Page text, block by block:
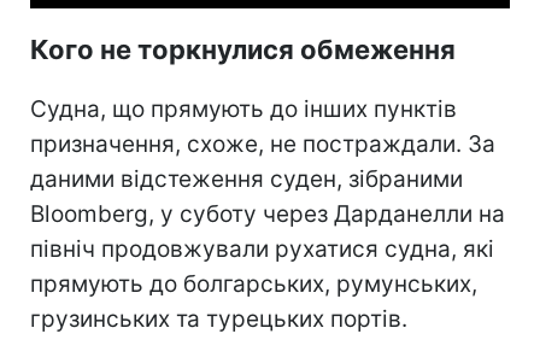
Кого не торкнулися обмеження
Судна, що прямують до інших пунктів
призначення, схоже, не постраждали. За
даними відстеження суден, зібраними
Bloomberg, у суботу через Дарданелли на
північ продовжували рухатися судна, які
прямують до болгарських, румунських,
грузинських та турецьких портів.